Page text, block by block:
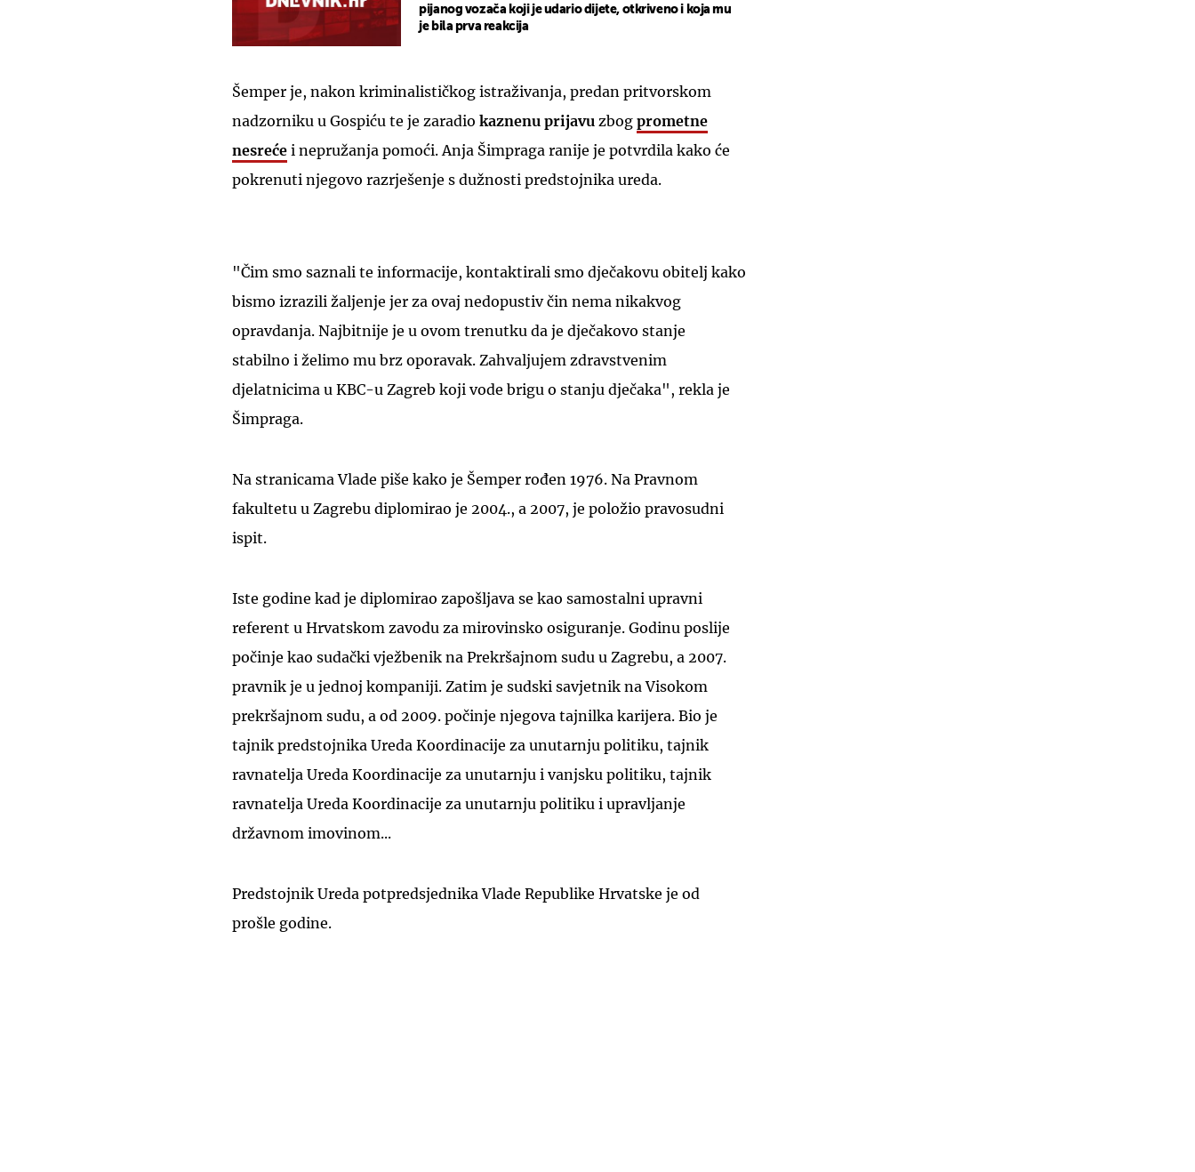
pijanog vozača koji je udario dijete, otkriveno i koja mu
je bila prva reakcija
Šemper je, nakon kriminalističkog istraživanja, predan pritvorskom
nadzorniku u Gospiću te je zaradio kaznenu prijavu zbog prometne
nesreće i nepružanja pomoći. Anja Šimpraga ranije je potvrdila kako će
pokrenuti njegovo razrješenje s dužnosti predstojnika ureda.
"Čim smo saznali te informacije, kontaktirali smo dječakovu obitelj kako
bismo izrazili žaljenje jer za ovaj nedopustiv čin nema nikakvog
opravdanja. Najbitnije je u ovom trenutku da je dječakovo stanje
stabilno i želimo mu brz oporavak. Zahvaljujem zdravstvenim
djelatnicima u KBC-u Zagreb koji vode brigu o stanju dječaka", rekla je
Šimpraga.
Na stranicama Vlade piše kako je Šemper rođen 1976. Na Pravnom
fakultetu u Zagrebu diplomirao je 2004., a 2007, je položio pravosudni
ispit.
Iste godine kad je diplomirao zapošljava se kao samostalni upravni
referent u Hrvatskom zavodu za mirovinsko osiguranje. Godinu poslije
počinje kao sudački vježbenik na Prekršajnom sudu u Zagrebu, a 2007.
pravnik je u jednoj kompaniji. Zatim je sudski savjetnik na Visokom
prekršajnom sudu, a od 2009. počinje njegova tajnilka karijera. Bio je
tajnik predstojnika Ureda Koordinacije za unutarnju politiku, tajnik
ravnatelja Ureda Koordinacije za unutarnju i vanjsku politiku, tajnik
ravnatelja Ureda Koordinacije za unutarnju politiku i upravljanje
državnom imovinom...
Predstojnik Ureda potpredsjednika Vlade Republike Hrvatske je od
prošle godine.
UKLJUČITE NOTIFIKACIJE